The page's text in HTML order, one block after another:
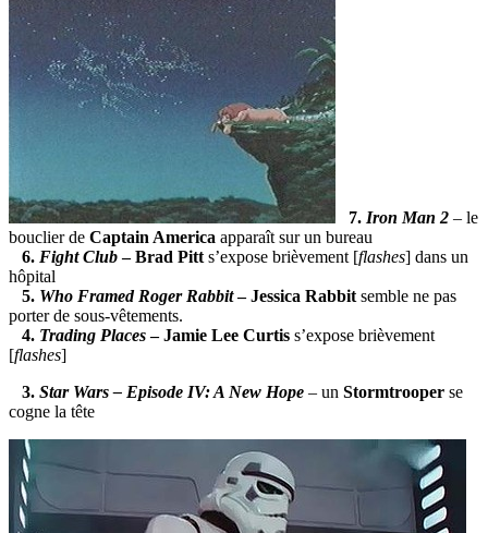
7. Iron Man 2 – le
bouclier de Captain America apparaît sur un bureau
6. Fight Club– Brad Pitt s’expose brièvement [flashes] dans un
hôpital
5. Who Framed Roger Rabbit– Jessica Rabbit semble ne pas
porter de sous-vêtements.
4. Trading Places– Jamie Lee Curtis s’expose brièvement
[flashes]
3. Star Wars – Episode IV: A New Hope – un Stormtrooper se
cogne la tête